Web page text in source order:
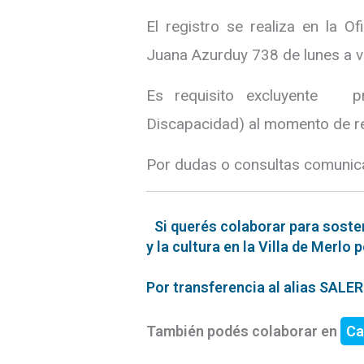
El registro se realiza en la
Juana Azurduy 738 de lunes a
Es requisito excluyente
Discapacidad) al momento de
Por dudas o consultas
Si querés colaborar para
y la cultura en la Villa de Merlo
Por transferencia al alias
También podés colaborar en